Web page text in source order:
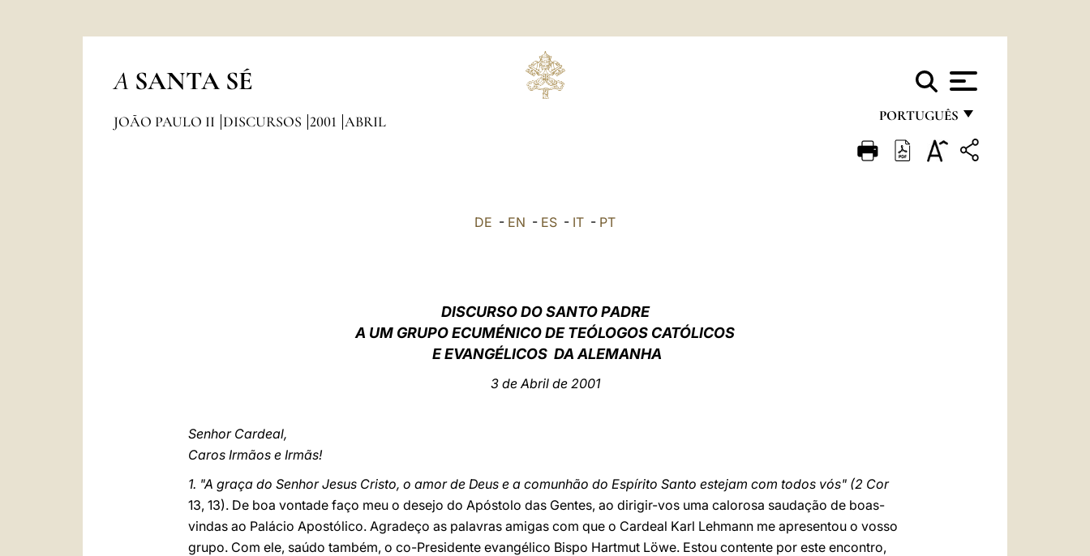
A SANTA SÉ
PORTUGUÊS
FRANÇAIS
JOÃO PAULO II DISCURSOS 2001 ABRIL
DE - EN - ES - IT - PT
DISCURSO DO SANTO PADRE
A UM GRUPO ECUMÉNICO DE TEÓLOGOS CATÓLICOS
E EVANGÉLICOS DA ALEMANHA
3 de Abril de 2001
Senhor Cardeal,
Caros Irmãos e Irmãs!
1. "A graça do Senhor Jesus Cristo, o amor de Deus e a comunhão do Espírito Santo estejam com todos vós" (2 Cor
13, 13). De boa vontade faço meu o desejo do Apóstolo das Gentes, ao dirigir-vos uma calorosa saudação de boas-
vindas ao Palácio Apostólico. Agradeço as palavras amigas com que o Cardeal Karl Lehmann me apresentou o vosso
grupo. Com ele, saúdo também, o co-Presidente evangélico Bispo Hartmut Löwe. Estou contente por este encontro,